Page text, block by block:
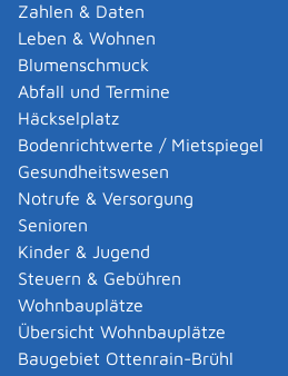
Zahlen & Daten
Leben & Wohnen
Blumenschmuck
Abfall und Termine
Häckselplatz
Bodenrichtwerte / Mietspiegel
Gesundheitswesen
Notrufe & Versorgung
Senioren
Kinder & Jugend
Steuern & Gebühren
Wohnbauplätze
Übersicht Wohnbauplätze
Baugebiet Ottenrain-Brühl
Die zuständige Stelle beteiligt
Entscheidungsfindung das
Freiburg.
Fristen
Eine Antragsfrist ist nicht
Erforderliche Unterlagen
vom Einzelfall abhängig
Erkundigen Sie sich vorher bei
Kosten
Die Höhe der Kosten variiert je